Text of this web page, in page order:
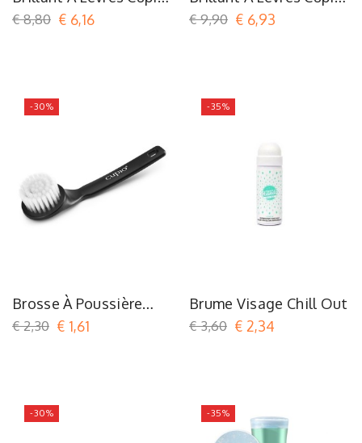
Taste Me - Mango
€ 8,80 € 6,16
Wet Lips
€ 9,90 € 6,93
-30%
Brosse À Poussière
Noire
€ 2,30 € 1,61
-35%
Brume Visage Chill Out
€ 3,60 € 2,34
-30% -35%